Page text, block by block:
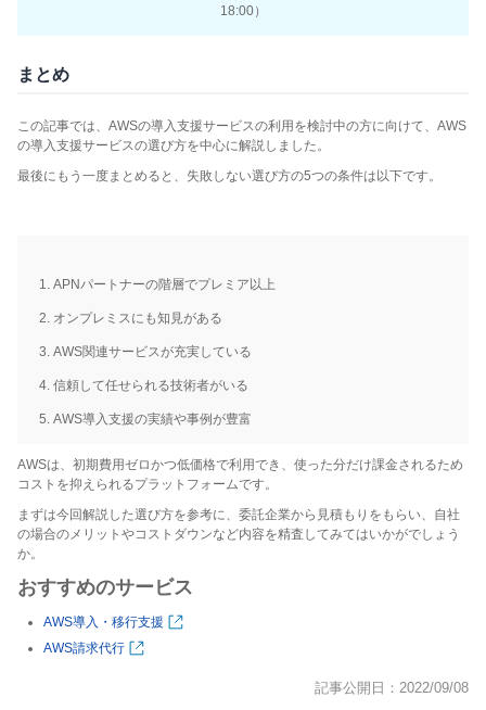
18:00）
まとめ
この記事では、AWSの導入支援サービスの利用を検討中の方に向けて、AWS
の導入支援サービスの選び方を中心に解説しました。
最後にもう一度まとめると、失敗しない選び方の5つの条件は以下です。
APNパートナーの階層でプレミア以上
オンプレミスにも知見がある
AWS関連サービスが充実している
信頼して任せられる技術者がいる
AWS導入支援の実績や事例が豊富
AWSは、初期費用ゼロかつ低価格で利用でき、使った分だけ課金されるため
コストを抑えられるプラットフォームです。
まずは今回解説した選び方を参考に、委託企業から見積もりをもらい、自社
の場合のメリットやコストダウンなど内容を精査してみてはいかがでしょう
か。
おすすめのサービス
AWS導入・移行支援
AWS請求代行
記事公開日：2022/09/08